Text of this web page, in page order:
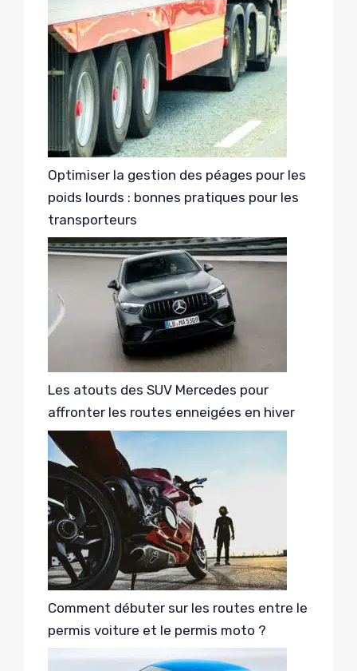
Optimiser la gestion des péages pour les
poids lourds : bonnes pratiques pour les
transporteurs
Les atouts des SUV Mercedes pour
affronter les routes enneigées en hiver
Comment débuter sur les routes entre le
permis voiture et le permis moto ?